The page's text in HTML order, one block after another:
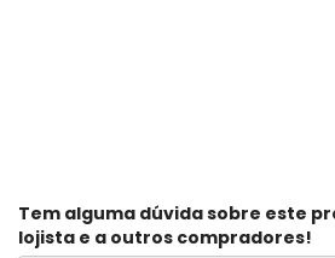
Tem alguma dúvida sobre este
lojista e a outros compradores!